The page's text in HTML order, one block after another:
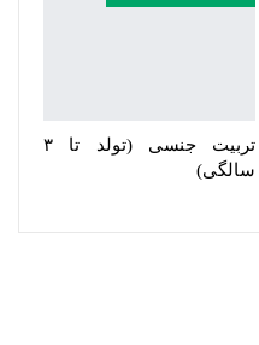
تربیت جنسی (تولد تا ۳
سالگی)